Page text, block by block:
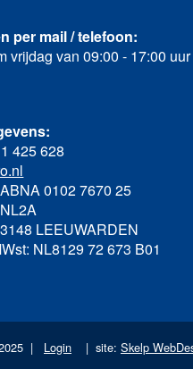
per mail / telefoon:
vrijdag van 09:00 - 17:00 uur
425 628
0102 7670 25
LEEUWARDEN
NL8129 72 673 B01
| Login | site: Skelp